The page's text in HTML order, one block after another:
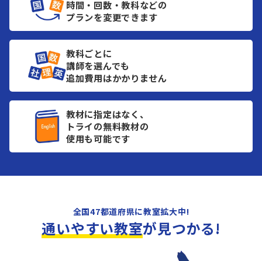
時間・回数・教科などの
プランを変更できます
教科ごとに
講師を選んでも
追加費用はかかりません
教材に指定はなく、
トライの無料教材の
使用も可能です
全国47都道府県に教室拡大中!
通いやすい教室が見つかる!